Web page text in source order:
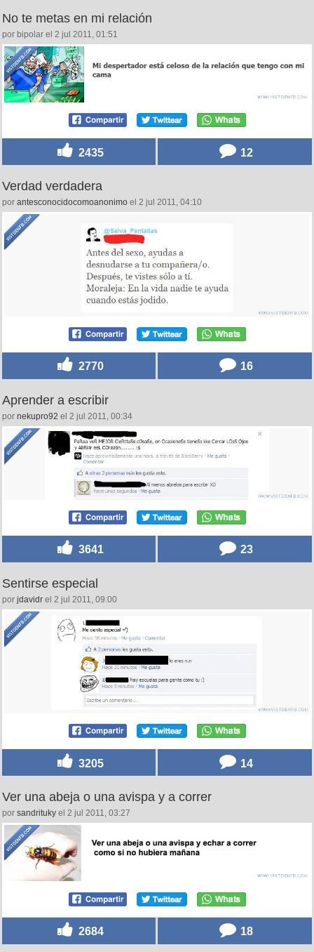
No te metas en mi relación
por bipolar el 2 jul 2011, 01:51
2435 12
Verdad verdadera
por antesconocidocomoanonimo el 2 jul 2011, 04:10
2770 16
Aprender a escribir
por nekupro92 el 2 jul 2011, 00:34
3641 23
Sentirse especial
por jdavidr el 2 jul 2011, 09:00
3205 14
Ver una abeja o una avispa y a correr
por sandrituky el 2 jul 2011, 03:27
2684 18